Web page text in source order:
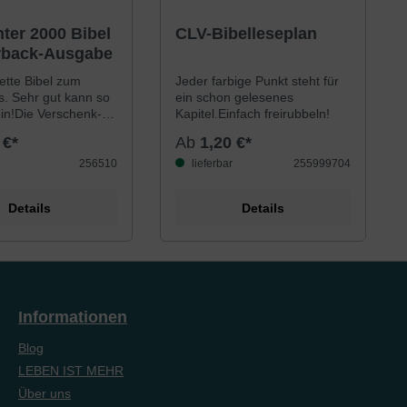
2000 Bibel
Ausgabe
Bibel zum
Sehr gut kann so
Verschenk-
nächsten
zu verschenken,
fürs Auto, für
Satz
Kartenmaterial.
einer einfachen
urtextnahen
die Schlachter
256510
Details
CLV-Bibelleseplan
Jeder farbige Punkt steht für
ein schon gelesenes
Kapitel.Einfach freirubbeln!
Ab 1,20 €*
lieferbar 255999704
Details
Informationen
Blog
LEBEN IST MEHR
Über uns